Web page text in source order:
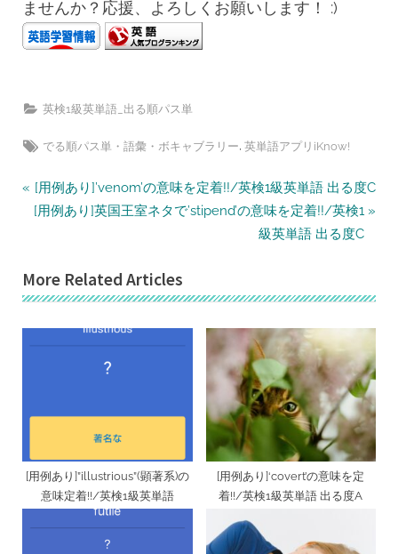
ませんか？応援、よろしくお願いします！ :)
英検1級英単語_出る順パス単
Tags:
でる順パス単・語彙・ボキャブラリー 英単語アプリiKnow!
投
稿
ゲ
P
r
i
o
u
s
:
[用例あり]’venom’の意味を定着!!/英検1級英単語 出る度C
N
t
P
o
[用例あり]英国王室ネタで’stipend’の意味を定着!!/英検1
級英単語 出る度C
More Related Articles
[用例あり]”illustrious”(顕著系)の
意味定着!!/英検1級英単語
[用例あり]‘covert’の意味を定
着!!/英検1級英単語 出る度A